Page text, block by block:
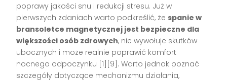
poprawy jakości snu i redukcji stresu. Już w
pierwszych zdaniach warto podkreślić, że spanie w
bransoletce magnetycznej jest bezpieczne dla
większości osób zdrowych, nie wywołuje skutków
ubocznych i może realnie poprawić komfort
nocnego odpoczynku [1][9] . Warto jednak poznać
szczegóły dotyczące mechanizmu działania,